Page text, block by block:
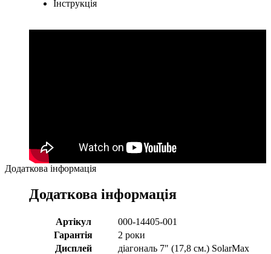
Інструкція
Додаткова інформація
Додаткова інформація
Артікул
000-14405-001
Гарантія
2 роки
Дисплей
діагональ 7" (17,8 см.) SolarMax